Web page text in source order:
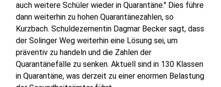
auch weitere Schüler wieder in Quarantäne." Dies führe
dann weiterhin zu hohen Quarantänezahlen, so
Kurzbach. Schuldezernentin Dagmar Becker sagt, dass
der Solinger Weg weiterhin eine Lösung sei, um
präventiv zu handeln und die Zahlen der
Quarantänefälle zu senken. Aktuell sind in 130 Klassen
in Quarantäne, was derzeit zu einer enormen Belastung